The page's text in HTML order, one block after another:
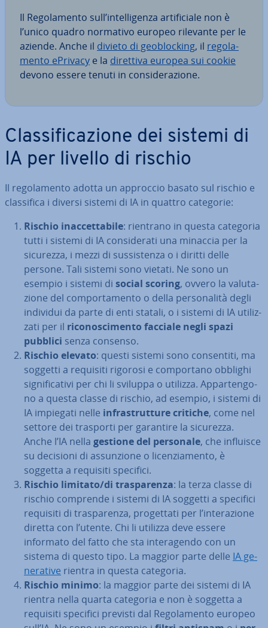
Il Re­go­la­men­to sull’in­tel­li­gen­za ar­ti­fi­cia­le non è
l’unico quadro normativo europeo rilevante per le
aziende. Anche il divieto di geo­bloc­king, il re­go­la­
men­to ePrivacy e la direttiva europea sui cookie
devono essere tenuti in con­si­de­ra­zio­ne.
Clas­si­fi­ca­zio­ne dei sistemi di
IA per livello di rischio
Il re­go­la­men­to adotta un approccio basato sul rischio e
clas­si­fi­ca i diversi sistemi di IA in quattro categorie:
Rischio inac­cet­ta­bi­le: rientrano in questa categoria
tutti i sistemi di IA con­si­de­ra­ti una minaccia per la
sicurezza, i mezzi di sus­si­sten­za o i diritti delle
persone. Tali sistemi sono vietati. Ne sono un
esempio i sistemi di social scoring, ovvero la va­lu­ta­
zio­ne del com­por­ta­men­to o della per­so­na­li­tà degli
individui da parte di enti statali, o i sistemi di IA uti­liz­
za­ti per il ri­co­no­sci­men­to facciale negli spazi
pubblici senza consenso.
Rischio elevato: questi sistemi sono con­sen­ti­ti, ma
soggetti a requisiti rigorosi e com­por­ta­no obblighi
si­gni­fi­ca­ti­vi per chi li sviluppa o utilizza. Ap­par­ten­go­
no a questa classe di rischio, ad esempio, i sistemi di
IA impiegati nelle in­fra­strut­tu­re critiche, come nel
settore dei trasporti per garantire la sicurezza.
Anche l’IA nella gestione del personale, che influisce
su decisioni di as­sun­zio­ne o li­cen­zia­men­to, è
soggetta a requisiti specifici.
Rischio limitato/di tra­spa­ren­za: la terza classe di
rischio comprende i sistemi di IA soggetti a specifici
requisiti di tra­spa­ren­za, pro­get­ta­ti per l’in­te­ra­zio­ne
diretta con l’utente. Chi li utilizza deve essere
informato del fatto che sta in­te­ra­gen­do con un
sistema di questo tipo. La maggior parte delle IA ge­
ne­ra­ti­ve rientra in questa categoria.
Rischio minimo: la maggior parte dei sistemi di IA
rientra nella quarta categoria e non è soggetta a
requisiti specifici previsti dal Re­go­la­men­to europeo